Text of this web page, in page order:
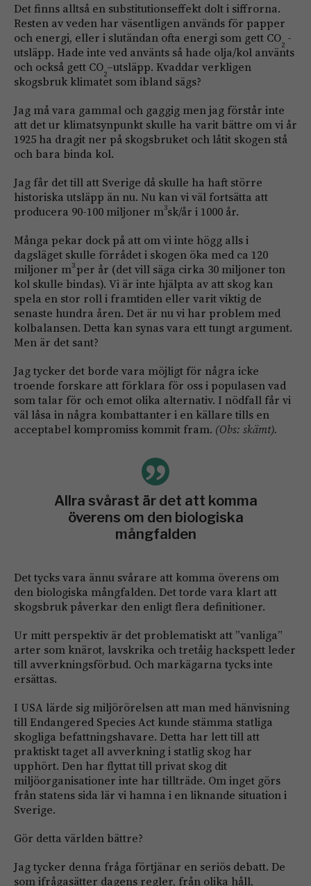
Det finns alltså en substitutionseffekt dolt i siffrorna.
Resten av veden har väsentligen används för papper
och energi, eller i slutändan ofta energi som gett CO2 -
utsläpp. Hade inte ved använts så hade olja/kol använts
och också gett CO2–utsläpp. Kvaddar verkligen
skogsbruk klimatet som ibland sägs?
Jag må vara gammal och gaggig men jag förstår inte
att det ur klimatsynpunkt skulle ha varit bättre om vi år
1925 ha dragit ner på skogsbruket och låtit skogen stå
och bara binda kol.
Jag får det till att Sverige då skulle ha haft större
historiska utsläpp än nu. Nu kan vi väl fortsätta att
producera 90-100 miljoner m3sk/år i 1000 år.
Många pekar dock på att om vi inte högg alls i
dagsläget skulle förrådet i skogen öka med ca 120
miljoner m3 per år (det vill säga cirka 30 miljoner ton
kol skulle bindas). Vi är inte hjälpta av att skog kan
spela en stor roll i framtiden eller varit viktig de
senaste hundra åren. Det är nu vi har problem med
kolbalansen. Detta kan synas vara ett tungt argument.
Men är det sant?
Jag tycker det borde vara möjligt för några icke
troende forskare att förklara för oss i populasen vad
som talar för och emot olika alternativ. I nödfall får vi
väl låsa in några kombattanter i en källare tills en
acceptabel kompromiss kommit fram. (Obs: skämt).
Allra svårast är det att komma
överens om den biologiska
mångfalden
Det tycks vara ännu svårare att komma överens om
den biologiska mångfalden. Det torde vara klart att
skogsbruk påverkar den enligt flera definitioner.
Ur mitt perspektiv är det problematiskt att ”vanliga”
arter som knärot, lavskrika och tretåig hackspett leder
till avverkningsförbud. Och markägarna tycks inte
ersättas.
I USA lärde sig miljörörelsen att man med hänvisning
till Endangered Species Act kunde stämma statliga
skogliga befattningshavare. Detta har lett till att
praktiskt taget all avverkning i statlig skog har
upphört. Den har flyttat till privat skog dit
miljöorganisationer inte har tillträde. Om inget görs
från statens sida lär vi hamna i en liknande situation i
Sverige.
Gör detta världen bättre?
Jag tycker denna fråga förtjänar en seriös debatt. De
som ifrågasätter dagens regler, från olika håll,